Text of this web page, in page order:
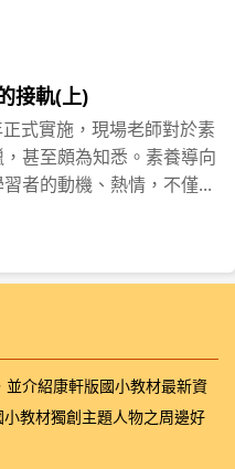
接軌(上)
式實施，現場老師對於素
甚至頗為知悉。素養導向
者的動機、熱情，不僅...
介紹康軒版國小教材最新資
教材獨創主題人物之周邊好